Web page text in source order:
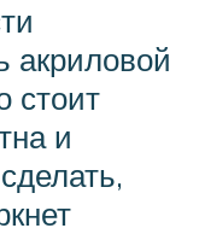
акриловой
стоит
и